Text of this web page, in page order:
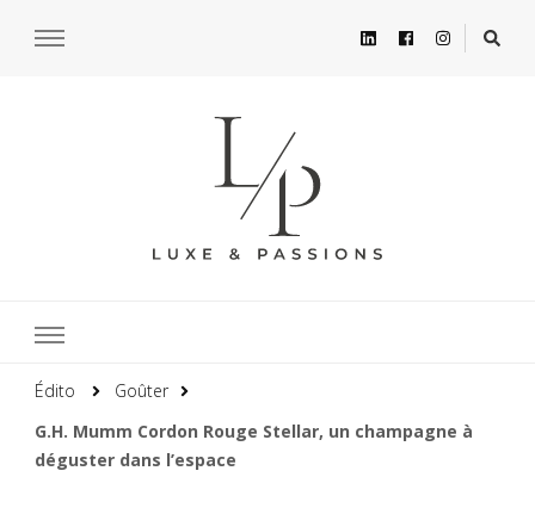
Édito
Goûter
G.H. Mumm Cordon Rouge Stellar, un champagne à
déguster dans l’espace